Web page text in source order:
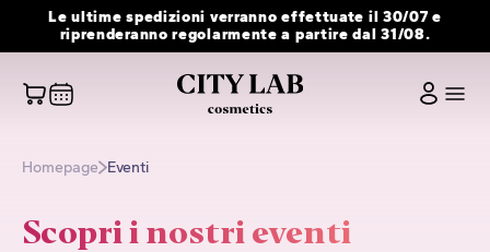
contenuto
Le ultime spedizioni verranno effettuate il 30/07 e
riprenderanno regolarmente a partire dal 31/08.
Homepage Eventi
Scopri i nostri eventi